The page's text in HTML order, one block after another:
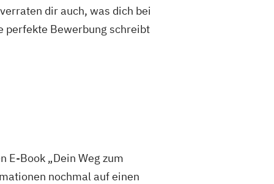
dir auch, was dich bei
perfekte Bewerbung schreibt
E-Book „Dein Weg zum
nochmal auf einen